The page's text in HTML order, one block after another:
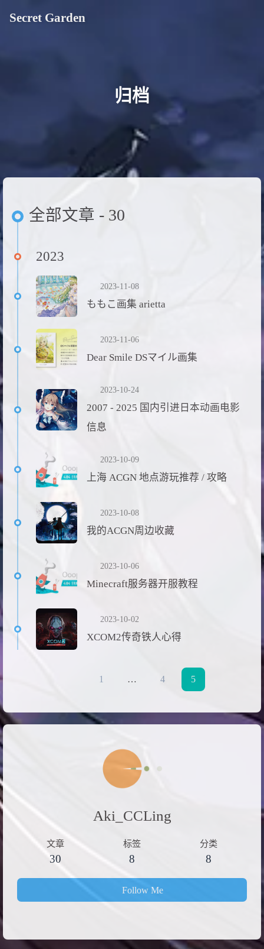
Secret Garden
归档
全部文章 - 30
2023
2023-11-08
ももこ画集 arietta
2023-11-06
Dear Smile DSマイル画集
2023-10-24
2007 - 2025 国内引进日本动画电影
信息
2023-10-09
上海 ACGN 地点游玩推荐 / 攻略
2023-10-08
我的ACGN周边收藏
2023-10-06
Minecraft服务器开服教程
2023-10-02
XCOM2传奇铁人心得
1 … 4 5
Aki_CCLing
文章
30
标签
8
分类
8
Follow Me